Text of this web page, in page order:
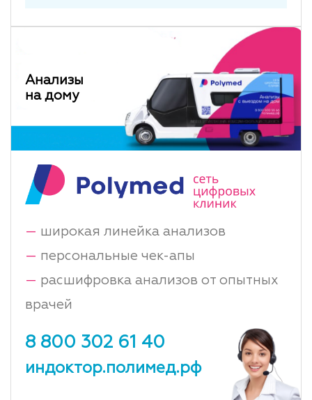
Анализы
на дому
— широкая линейка анализов
— персональные чек-апы
— расшифровка анализов от опытных
врачей
8 800 302 61 40
индоктор.полимед.рф